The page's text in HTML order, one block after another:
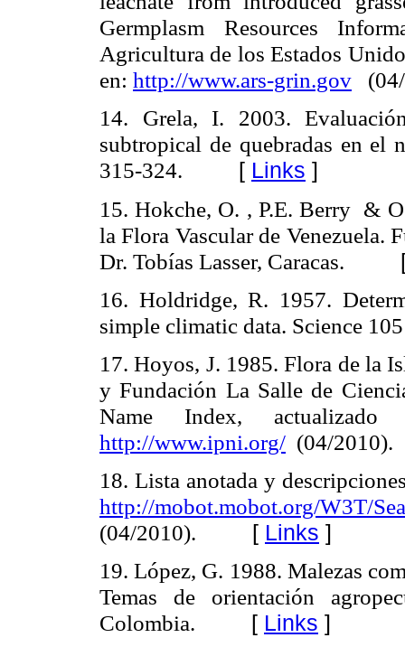
Germplasm Resources
Agricultura de los Estados
en: http://www.ars-grin.gov
14. Grela, I. 2003.
subtropical de quebradas en el
315-324.
[ Links ]
15. Hokche, O. , P.E. Berry &
la Flora Vascularde Venezuela.
Dr. Tobías Lasser, Caracas.
16. Holdridge, R. 1957.
simple climatic data. Science
17. Hoyos, J. 1985. Flora de la
y Fundación La Salle de
Name Index,
http://www.ipni.org/ (04/2010).
18. Lista anotada y
http://mobot.mobot.org/W3T/
(04/2010).
[ Links ]
19. López, G. 1988. Malezas
Temas de orientación
Colombia.
[ Links ]